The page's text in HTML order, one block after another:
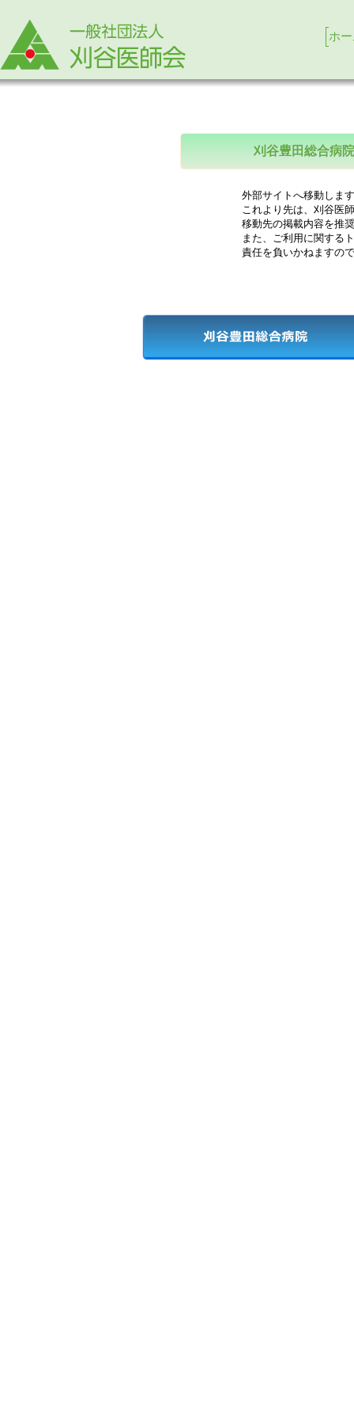
ホ
刈谷豊田総合病
外部サイトへ移動しま
これより先は、刈谷医
移動先の掲載内容を推
また、ご利用に関する
責任を負いかねますの